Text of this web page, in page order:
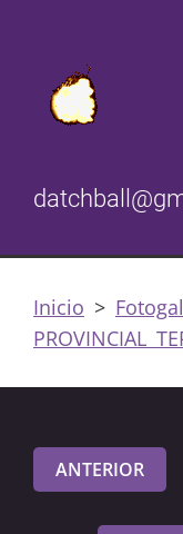
Inicio >
PROVINCIAL
ANTERIOR